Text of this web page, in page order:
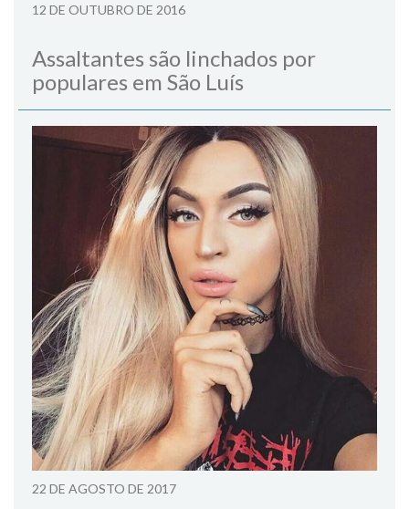
12 DE OUTUBRO DE 2016
Assaltantes são linchados por
populares em São Luís
22 DE AGOSTO DE 2017